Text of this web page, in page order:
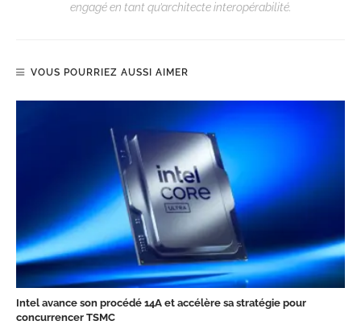
engagé en tant qu’architecte interopérabilité.
VOUS POURRIEZ AUSSI AIMER
Intel avance son procédé 14A et accélère sa stratégie pour
concurrencer TSMC